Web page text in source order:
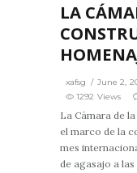
LA
xafsg June 2,
1292 Views
La Cámara de
el marco de la
mes
de agasajo a